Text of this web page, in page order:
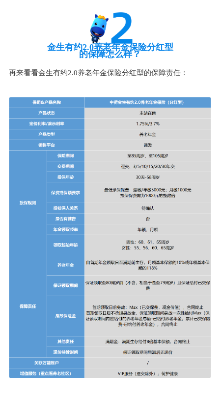
金生有约2.0养老年金保险分红型
的保障怎么样？
再来看看金生有约2.0养老年金保险分红型的保障责任：